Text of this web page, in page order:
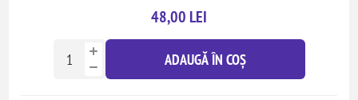
48,00 LEI
ADAUGĂ ÎN COȘ